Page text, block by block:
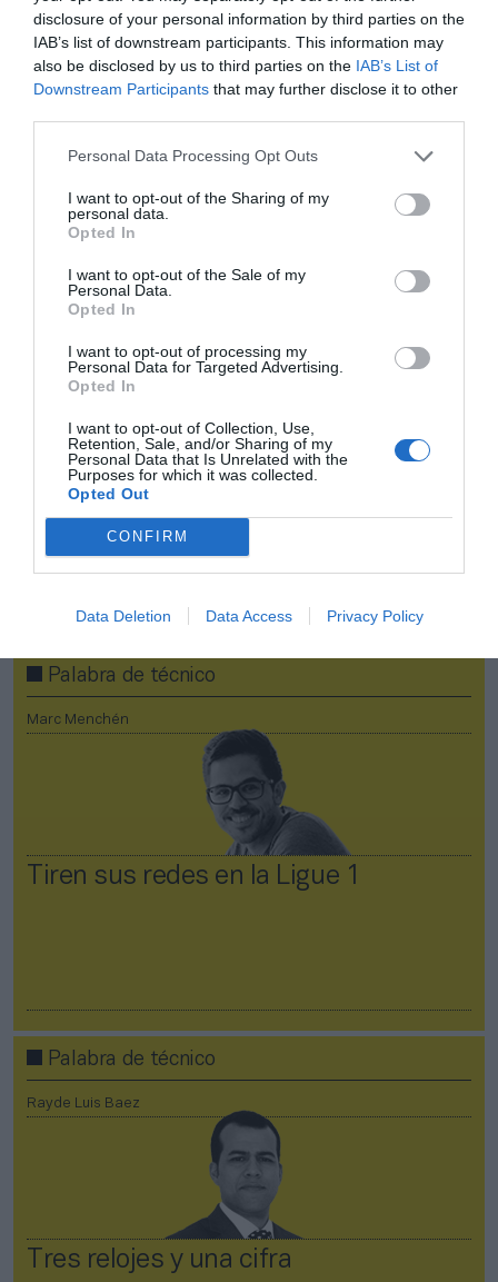
disclosure of your personal information by third parties on the
IAB’s list of downstream participants. This information may
also be disclosed by us to third parties on the IAB’s List of
Downstream Participants that may further disclose it to other
Personal Data Processing Opt Outs
I want to opt-out of the Sharing of my
personal data.
Opted In
I want to opt-out of the Sale of my
Personal Data.
Opted In
I want to opt-out of processing my
Personal Data for Targeted Advertising.
Opted In
I want to opt-out of Collection, Use,
Retention, Sale, and/or Sharing of my
Personal Data that Is Unrelated with the
Purposes for which it was collected.
Opted Out
CONFIRM
Data Deletion Data Access Privacy Policy
La otra mirada
Querer vivir mejor: la revolución
silenciosa que está cambiando la
economía global
Palabra de técnico
Marc Menchén
Tiren sus redes en la Ligue 1
Palabra de técnico
Rayde Luis Baez
Tres relojes y una cifra